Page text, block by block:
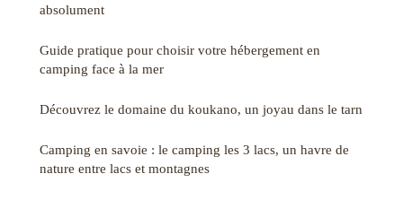
absolument
Guide pratique pour choisir votre hébergement en
camping face à la mer
Découvrez le domaine du koukano, un joyau dans le tarn
Camping en savoie : le camping les 3 lacs, un havre de
nature entre lacs et montagnes